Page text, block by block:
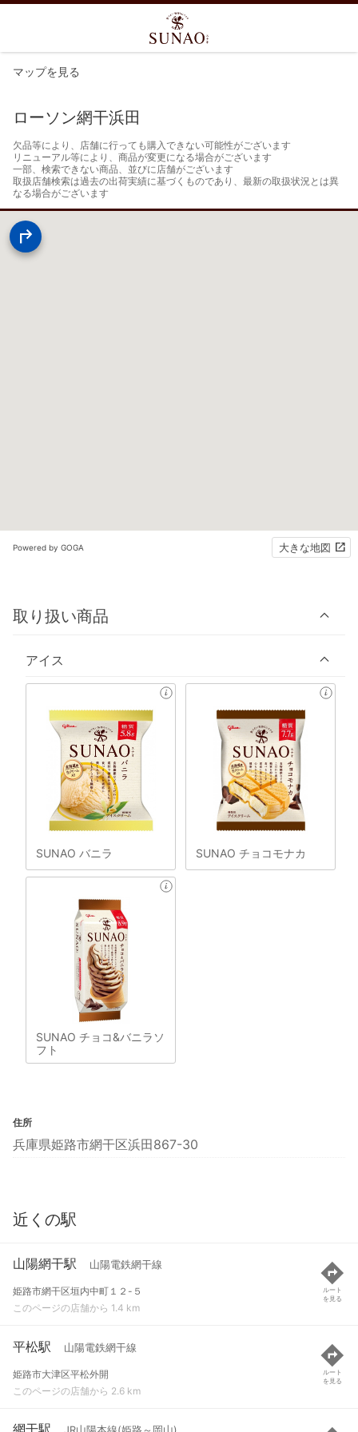
マップを見る
ローソン網干浜田
欠品等により、店舗に行っても購入できない可能性がございます
リニューアル等により、商品が変更になる場合がございます
一部、検索できない商品、並びに店舗がございます
取扱店舗検索は過去の出荷実績に基づくものであり、最新の取扱状況とは異
なる場合がございます
Powered by GOGA 大きな地図
取り扱い商品
アイス
SUNAO バニラ SUNAO チョコモナカ
SUNAO チョコ&バニラソ
フト
住所
兵庫県姫路市網干区浜田867-30
近くの駅
山陽網干駅 山陽電鉄網干線
姫路市網干区垣内中町１２-５
このページの店舗から 1.4 km
ルート
を見る
平松駅 山陽電鉄網干線
姫路市大津区平松外開
このページの店舗から 2.6 km
ルート
を見る
網干駅